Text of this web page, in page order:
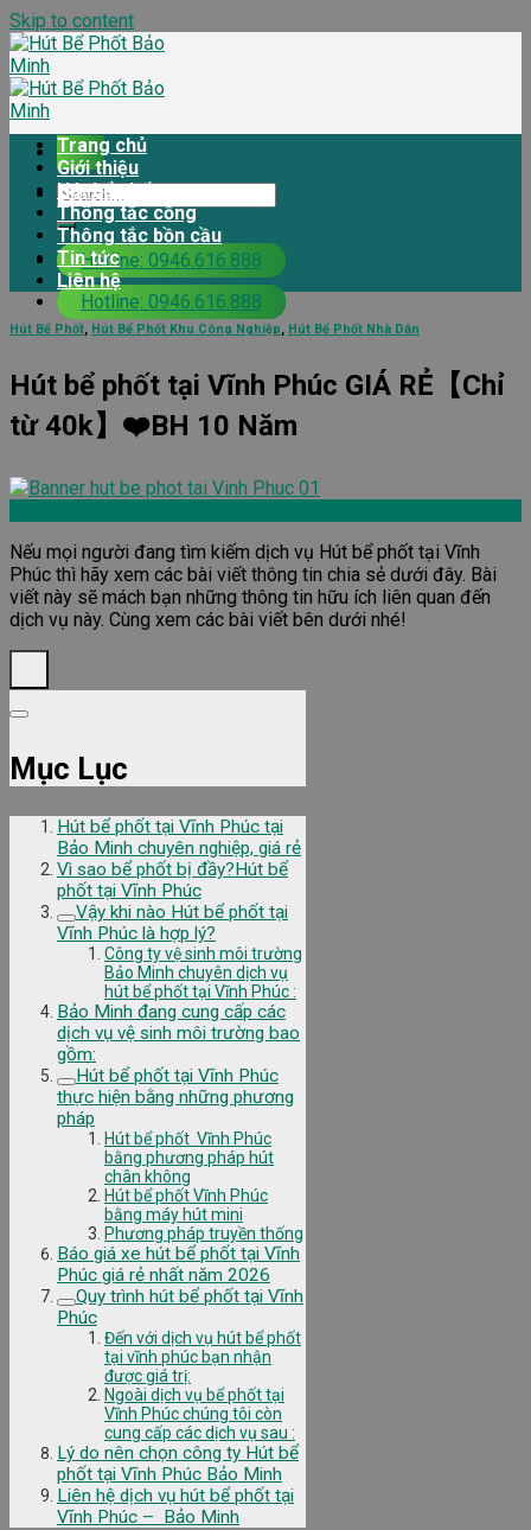
Skip to content
Hotline: 0946.616.888
Hotline: 0946.616.888
Trang chủ
Giới thiệu
Hút bể phốt
Thông tắc cống
Thông tắc bồn cầu
Tin tức
Liên hệ
Hút Bể Phốt, Hút Bể Phốt Khu Công Nghiệp, Hút Bể Phốt Nhà Dân
Hút bể phốt tại Vĩnh Phúc GIÁ RẺ【Chỉ
từ 40k】❤️BH 10 Năm
Nếu mọi người đang tìm kiếm dịch vụ Hút bể phốt tại Vĩnh
Phúc thì hãy xem các bài viết thông tin chia sẻ dưới đây. Bài
viết này sẽ mách bạn những thông tin hữu ích liên quan đến
dịch vụ này. Cùng xem các bài viết bên dưới nhé!
Mục Lục
Hút bể phốt tại Vĩnh Phúc tại
Bảo Minh chuyên nghiệp, giá rẻ
Vì sao bể phốt bị đầy?Hút bể
phốt tại Vĩnh Phúc
Vậy khi nào Hút bể phốt tại
Vĩnh Phúc là hợp lý?
Công ty vệ sinh môi trường
Bảo Minh chuyên dịch vụ
hút bể phốt tại Vĩnh Phúc :
Bảo Minh đang cung cấp các
dịch vụ vệ sinh môi trường bao
gồm:
Hút bể phốt tại Vĩnh Phúc
thực hiện bằng những phương
pháp
Hút bể phốt Vĩnh Phúc
bằng phương pháp hút
chân không
Hút bể phốt Vĩnh Phúc
bằng máy hút mini
Phương pháp truyền thống
Báo giá xe hút bể phốt tại Vĩnh
Phúc giá rẻ nhất năm 2026
Quy trình hút bể phốt tại Vĩnh
Phúc
Đến với dịch vụ hút bể phốt
tại vĩnh phúc bạn nhận
được giá trị:
Ngoài dịch vụ bể phốt tại
Vĩnh Phúc chúng tôi còn
cung cấp các dịch vụ sau :
Lý do nên chọn công ty Hút bể
phốt tại Vĩnh Phúc Bảo Minh
Liên hệ dịch vụ hút bể phốt tại
Vĩnh Phúc – Bảo Minh